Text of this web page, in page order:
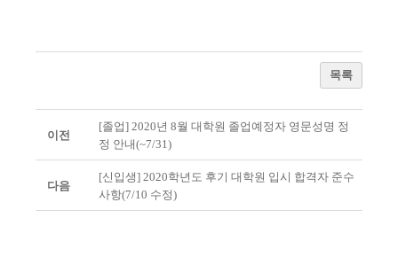
목록
이전
[졸업] 2020년 8월 대학원 졸업예정자 영문성명 정
정 안내(~7/31)
다음
[신입생] 2020학년도 후기 대학원 입시 합격자 준수
사항(7/10 수정)